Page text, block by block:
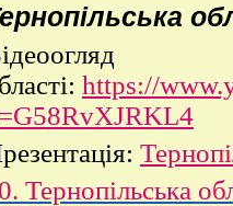
https://
Тернопільська